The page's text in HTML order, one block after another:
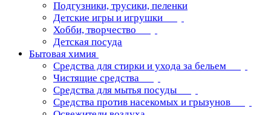
Подгузники, трусики, пеленки
Детские игры и игрушки
Хобби, творчество
Детская посуда
Бытовая химия
Средства для стирки и ухода за бельем
Чистящие средства
Средства для мытья посуды
Средства против насекомых и грызунов